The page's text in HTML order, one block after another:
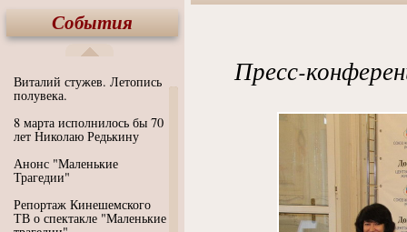
События
Виталий стужев. Летопись
полувека.
8 марта исполнилось бы 70
лет Николаю Редькину
Анонс "Маленькие
Трагедии"
Репортаж Кинешемского
ТВ о спектакле "Маленькие
Пресс-